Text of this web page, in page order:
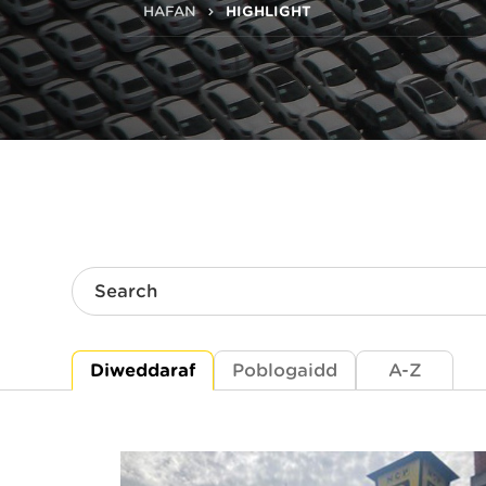
HAFAN HIGHLIGHT
Search
Diweddaraf Poblogaidd A-Z